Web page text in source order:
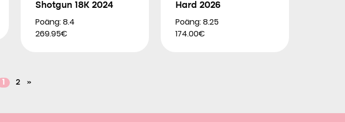
Shotgun 18K 2024
Poäng: 8.4
269.95€
Hard 2026
Poäng: 8.25
174.00€
1 2 »